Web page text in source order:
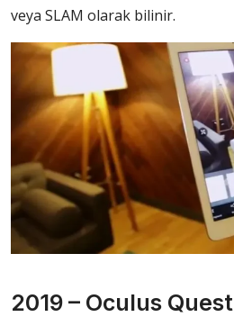
veya SLAM olarak bilinir.
2019 – Oculus Quest